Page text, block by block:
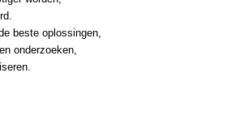
beste oplossingen,
onderzoeken,